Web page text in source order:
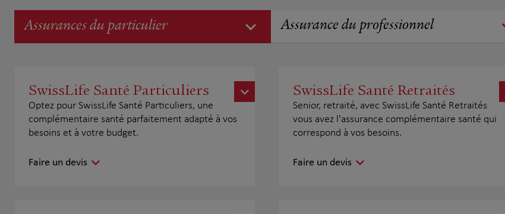
Assurances du particulier Assurance du professionnel
SwissLife Santé Particuliers
Optez pour SwissLife Santé Particuliers, une
complémentaire santé parfaitement adapté à vos
besoins et à votre budget.
Faire un devis
SwissLife Santé Retraités
Senior, retraité, avec SwissLife Santé Retraités
vous avez l'assurance complémentaire santé qui
correspond à vos besoins.
Faire un devis